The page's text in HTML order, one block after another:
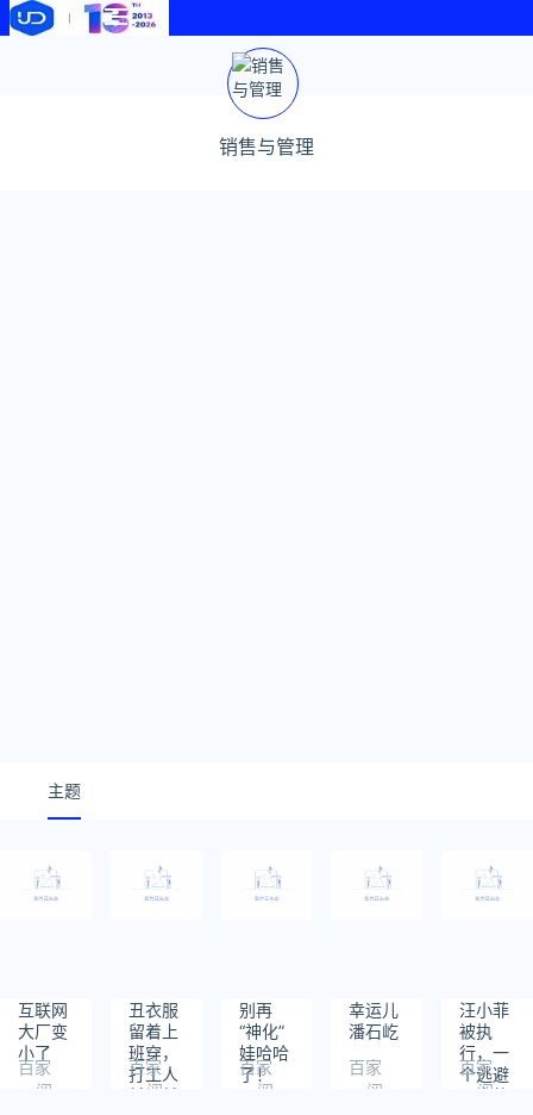
销售与管理
主题
互联网
大厂变
小了
百家
阅
丑衣服
留着上
班穿，
打工人
越丑越
百家
阅
别再
“神化”
娃哈哈
了！
百家
阅
幸运儿
潘石屹
百家
阅
汪小菲
被执
行，一
个逃避
现实的
百家
阅